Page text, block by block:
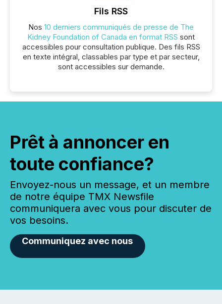
Fils RSS
Nos 10 derniers communiqués de presse de The
Kidney Foundation of Canada en format RSS sont
accessibles pour consultation publique. Des fils RSS
en texte intégral, classables par type et par secteur,
sont accessibles sur demande.
Prêt à annoncer en
toute confiance?
Envoyez-nous un message, et un membre
de notre équipe TMX Newsfile
communiquera avec vous pour discuter de
vos besoins.
Communiquez avec nous